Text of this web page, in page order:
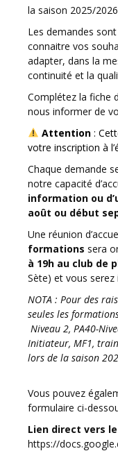
la saison 2025/
Les demandes
connaitre vos
adapter, dans la
continuité et la
Complétez la fiche
nous informer de
Attention:
votre inscription à
Chaque demande
notre capacité
information ou
août ou début
Une réunion
formations sera
à 19h au club de
Sète) et vous serez
NOTA : Pour des
seules les
Niveau 2, PA40-
Initiateur, MF1,
lors de la saison
Vous pouvez
formulaire ci-
Lien direct vers
https://